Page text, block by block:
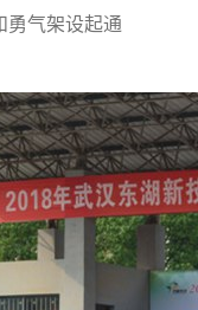
勇气架设起通